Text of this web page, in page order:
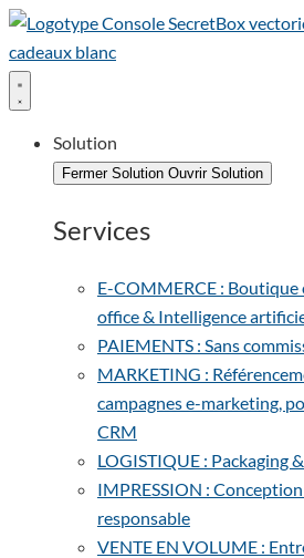
Solution
Fermer Solution Ouvrir Solution
Services
E-COMMERCE : Boutique
office & Intelligence
PAIEMENTS : Sans
MARKETING :
campagnes e-marketing,
CRM
LOGISTIQUE : Packaging
IMPRESSION :
responsable
VENTE EN VOLUME :